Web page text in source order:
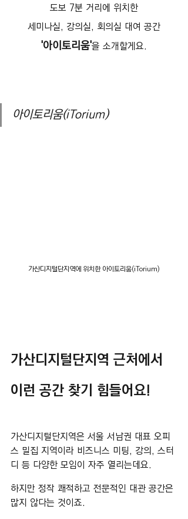
도보 7분 거리에 위치한
세미나실, 강의실, 회의실 대여 공간
'아이토리움'을 소개할게요.
아이토리움(iTorium)
가산디지털단지역에 위치한 아이토리움(iTorium)
가산디지털단지역 근처에서
이런 공간 찾기 힘들어요!
가산디지털단지역은 서울 서남권 대표 오피
스 밀집 지역이라 비즈니스 미팅, 강의, 스터
디 등 다양한 모임이 자주 열리는데요.
하지만 정작 쾌적하고 전문적인 대관 공간은
많지 않다는 것이죠.